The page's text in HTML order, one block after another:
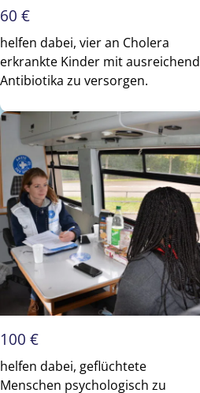
60 €
helfen dabei, vier an Cholera
erkrankte Kinder mit ausreichend
Antibiotika zu versorgen.
100 €
helfen dabei, geflüchtete
Menschen psychologisch zu